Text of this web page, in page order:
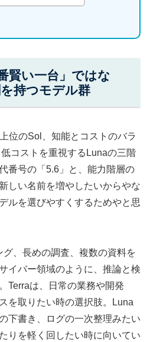
賢い一台」ではな
持つモデル群
位のSol、知能とコストのバラ
コストを重視するLunaの三階
番号の「5.6」と、能力階層の
しい名前を増やしたいからやな
ルを選びやすくするためやと思
、長めの調査、複数の資料を
イバー領域のように、推論と検
Terraは、日常の業務や開発
を取りたい時の選択肢。Luna
下書き、ログの一次整理みたい
りを軽く回したい時に向いてい